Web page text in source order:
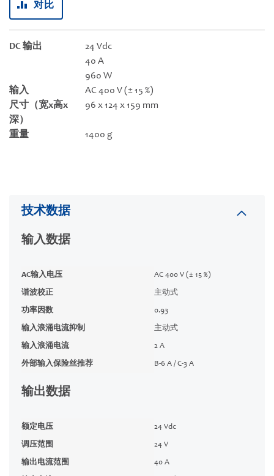
对比
DC 输出
24 Vdc
40 A
960 W
输入
AC 400 V (± 15 %)
尺寸（宽x高x
深）
96 x 124 x 159 mm
重量 1400 g
技术数据
输入数据
AC输入电压 AC 400 V (± 15 %)
谐波校正 主动式
功率因数 0.93
输入浪涌电流抑制 主动式
输入浪涌电流 2 A
外部输入保险丝推荐 B-6 A / C-3 A
输出数据
额定电压 24 Vdc
调压范围 24 V
输出电流范围 40 A